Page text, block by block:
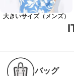
大きいサイズ（メンズ）
バッグ